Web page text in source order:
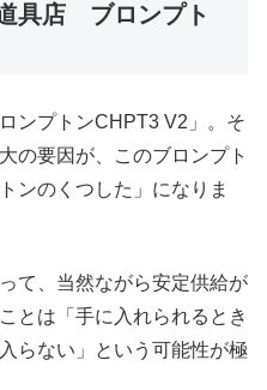
具店 ブロンプト
ンプトンCHPT3 V2」。そ
の要因が、このブロンプト
ンのくつした」になりま
て、当然ながら安定供給が
とは「手に入れられるとき
らない」という可能性が極